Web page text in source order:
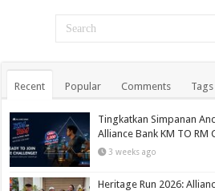
Recent Popular Comments Tags
Tingkatkan Simpanan
Alliance Bank KM TO RM
3 weeks ago
Heritage Run 2026: